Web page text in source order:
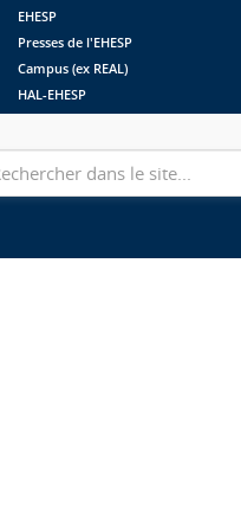
EHESP
Presses de l'EHESP
Campus (ex REAL)
HAL-EHESP
Suivez les